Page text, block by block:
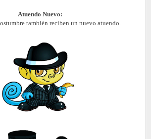
Atuendo Nuevo:
también reciben un nuevo atuendo.